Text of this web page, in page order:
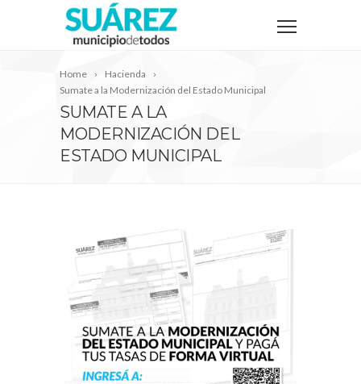
Home
Hacienda
Sumate a la Modernización del Estado Municipal
SUMATE A LA
MODERNIZACIÓN DEL
ESTADO MUNICIPAL